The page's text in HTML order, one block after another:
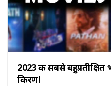
2023 की सबसे
किरण!